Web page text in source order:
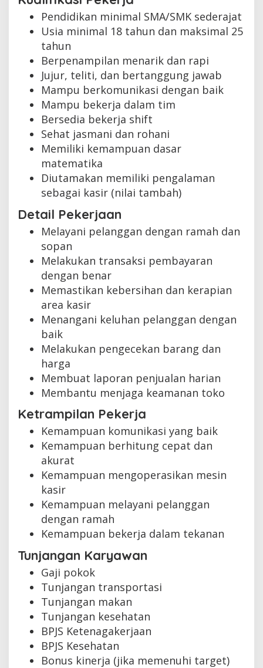
Pendidikan minimal SMA/SMK sederajat
Usia minimal 18 tahun dan maksimal 25
tahun
Berpenampilan menarik dan rapi
Jujur, teliti, dan bertanggung jawab
Mampu berkomunikasi dengan baik
Mampu bekerja dalam tim
Bersedia bekerja shift
Sehat jasmani dan rohani
Memiliki kemampuan dasar
matematika
Diutamakan memiliki pengalaman
sebagai kasir (nilai tambah)
Detail Pekerjaan
Melayani pelanggan dengan ramah dan
sopan
Melakukan transaksi pembayaran
dengan benar
Memastikan kebersihan dan kerapian
area kasir
Menangani keluhan pelanggan dengan
baik
Melakukan pengecekan barang dan
harga
Membuat laporan penjualan harian
Membantu menjaga keamanan toko
Ketrampilan Pekerja
Kemampuan komunikasi yang baik
Kemampuan berhitung cepat dan
akurat
Kemampuan mengoperasikan mesin
kasir
Kemampuan melayani pelanggan
dengan ramah
Kemampuan bekerja dalam tekanan
Tunjangan Karyawan
Gaji pokok
Tunjangan transportasi
Tunjangan makan
Tunjangan kesehatan
BPJS Ketenagakerjaan
BPJS Kesehatan
Bonus kinerja (jika memenuhi target)